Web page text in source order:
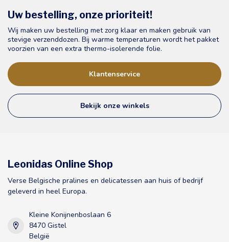
Uw bestelling, onze prioriteit!
Wij maken uw bestelling met zorg klaar en maken gebruik van
stevige verzenddozen. Bij warme temperaturen wordt het pakket
voorzien van een extra thermo-isolerende folie.
Klantenservice
Bekijk onze winkels
Leonidas Online Shop
Verse Belgische pralines en delicatessen aan huis of bedrijf
geleverd in heel Europa.
Kleine Konijnenboslaan 6
8470 Gistel
België